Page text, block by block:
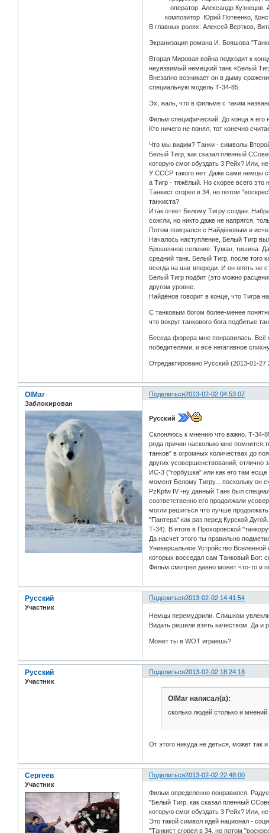
оператор Александр Кузнецов,
композитор Юрий Потеенко,
В главных ролях: Алексей Вертков,
Экранизация романа И. Бояшова
Вторая Мировая война подходит к
неуязвимый немецкий танк «Белый
Внезапно возникает он в дыму
специальную модель Т-34-85.
Эх, жаль, что в фильме с таким
Фильм специфический. До конца я его
Кто ничего не понял, тот конечно
Что мы видим? Танки - символы
Белый Тигр, как сказал пленный
которую смог обуздать 3 Рейх? Или,
У СССР такого нет. Даже сами немцы
а Тигр - тяжёлый. Но скорее всего это
Танкист сгорел в 34, но потом
танкиста?
Итак ответ Белому Тигру создан.
сожгли, но никто даже не напрягся,
Потом поигрался с Найдёновым и
Началось наступление, Белый Тигр
Брошенное селение. Туман, тишина.
средний танк. Белый Тигр, после того
всегда на шаг впереди. И он опять не
Белый Тигр подбит (это можно
другом уровне.
Найдёнов говорит в конце, что Тигра
С танковым богом более-менее
что вокруг танкового бога подбитые
Беседа фюрера мне понравилась. Всё
победителями, и всё негативное
Отредактировано Русский (2013-01-27
Поделиться2013-02-02 04:53:07
OlMar
Заблокирован
Русский
Склоняюсь к мнению что важно. Т-34-
ряда причин насколько мне
танков" в огромных количествах до
других усовершенствований, отлично
ИС-3 ("горбушка" или как его там
момент Белому Тигру... поскольку он
PzKpfw IV -ну данный Танк был
соответственно его продолжали
могли решиться что лучше
"Пантера" как раз перед Курской
Т-34). В итоге в Прохоровской
Да насчет этого ты правильно
Универсальное Устройство
которых восседал сам Танковый Бог:
Фильм смотрел давно может что-то и
Поделиться2013-02-02 14:41:54
Русский
Участник
Немцы перемудрили. Слишком
Видать решили взять качеством. Да и
Может ты в WOT играешь?
Поделиться2013-02-02 18:24:18
Русский
Участник
OlMar написал(а):
сколько людей столько и мнений...
От этого никуда не деться, может так
Поделиться2013-02-02 22:48:00
Сергеев
Участник
Фильм определенно понравился.
"Белый Тигр, как сказал пленный
которую смог обуздать 3 Рейх? Или,
Это такой символ идей национал -
"Танкист сгорел в 34, но потом